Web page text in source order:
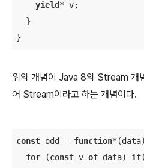
yield* v;
  }
}
위의 개념이 Java 8의 Stream 개
어 Stream이라고 하는 개념이다.
const odd = function*(data
for (const v of data) if